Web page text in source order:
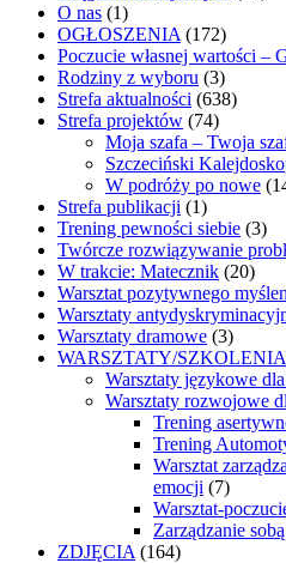
O nas (1)
OGŁOSZENIA (172)
Poczucie własnej wartości –
Rodziny z wyboru (3)
Strefa aktualności (638)
Strefa projektów (74)
Moja szafa – Twoja
Szczeciński
W podróży po nowe
Strefa publikacji (1)
Trening pewności siebie (3)
Twórcze rozwiązywanie
W trakcie: Matecznik (20)
Warsztat pozytywnego
Warsztaty
Warsztaty dramowe (3)
WARSZTATY/SZKOLENIA
Warsztaty językowe
Warsztaty rozwojowe
Trening
Trening
Warsztat
emocji (7)
Warsztat-
Zarządzanie
ZDJĘCIA (164)